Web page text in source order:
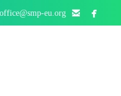
eu.org  